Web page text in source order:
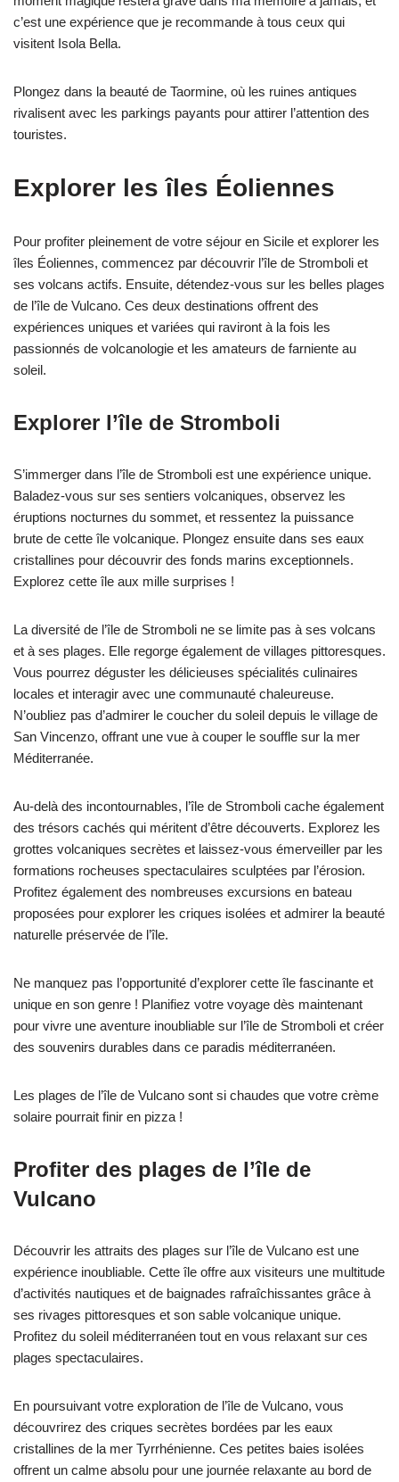
c’est une expérience que je recommande à tous ceux qui
visitent Isola Bella.
Plongez dans la beauté de Taormine, où les ruines antiques
rivalisent avec les parkings payants pour attirer l’attention des
touristes.
Explorer les îles Éoliennes
Pour profiter pleinement de votre séjour en Sicile et explorer les
îles Éoliennes, commencez par découvrir l’île de Stromboli et
ses volcans actifs. Ensuite, détendez-vous sur les belles plages
de l’île de Vulcano. Ces deux destinations offrent des
expériences uniques et variées qui raviront à la fois les
passionnés de volcanologie et les amateurs de farniente au
soleil.
Explorer l’île de Stromboli
S’immerger dans l’île de Stromboli est une expérience unique.
Baladez-vous sur ses sentiers volcaniques, observez les
éruptions nocturnes du sommet, et ressentez la puissance
brute de cette île volcanique. Plongez ensuite dans ses eaux
cristallines pour découvrir des fonds marins exceptionnels.
Explorez cette île aux mille surprises !
La diversité de l’île de Stromboli ne se limite pas à ses volcans
et à ses plages. Elle regorge également de villages pittoresques.
Vous pourrez déguster les délicieuses spécialités culinaires
locales et interagir avec une communauté chaleureuse.
N’oubliez pas d’admirer le coucher du soleil depuis le village de
San Vincenzo, offrant une vue à couper le souffle sur la mer
Méditerranée.
Au-delà des incontournables, l’île de Stromboli cache également
des trésors cachés qui méritent d’être découverts. Explorez les
grottes volcaniques secrètes et laissez-vous émerveiller par les
formations rocheuses spectaculaires sculptées par l’érosion.
Profitez également des nombreuses excursions en bateau
proposées pour explorer les criques isolées et admirer la beauté
naturelle préservée de l’île.
Ne manquez pas l’opportunité d’explorer cette île fascinante et
unique en son genre ! Planifiez votre voyage dès maintenant
pour vivre une aventure inoubliable sur l’île de Stromboli et créer
des souvenirs durables dans ce paradis méditerranéen.
Les plages de l’île de Vulcano sont si chaudes que votre crème
solaire pourrait finir en pizza !
Profiter des plages de l’île de
Vulcano
Découvrir les attraits des plages sur l’île de Vulcano est une
expérience inoubliable. Cette île offre aux visiteurs une multitude
d’activités nautiques et de baignades rafraîchissantes grâce à
ses rivages pittoresques et son sable volcanique unique.
Profitez du soleil méditerranéen tout en vous relaxant sur ces
plages spectaculaires.
En poursuivant votre exploration de l’île de Vulcano, vous
découvrirez des criques secrètes bordées par les eaux
cristallines de la mer Tyrrhénienne. Ces petites baies isolées
offrent un calme absolu pour une journée relaxante au bord de